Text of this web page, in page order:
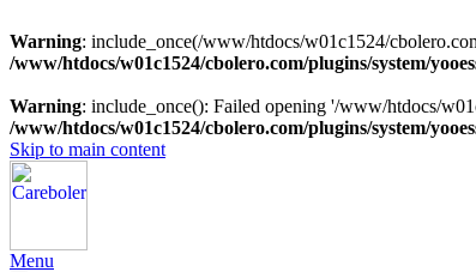
Warning: include_once(/www/htdocs/w01c1524/
/www/htdocs/w01c1524/cbolero.com/plugins/system/
Warning: include_once(): Failed opening '/www/htdocs/
/www/htdocs/w01c1524/cbolero.com/plugins/system/
Skip to main content
Menu